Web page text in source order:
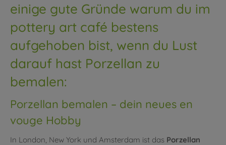
einige gute Gründe warum du im
pottery art café bestens
aufgehoben bist, wenn du Lust
darauf hast Porzellan zu
bemalen:
Porzellan bemalen – dein neues en
vouge Hobby
In London, New York und Amsterdam ist das Porzellan